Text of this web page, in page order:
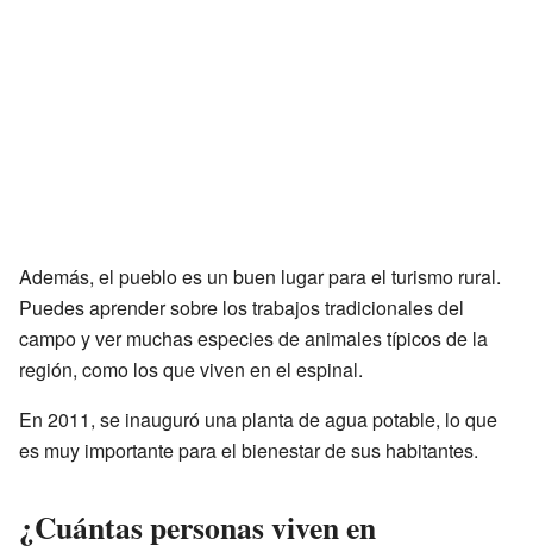
Además, el pueblo es un buen lugar para el turismo rural.
Puedes aprender sobre los trabajos tradicionales del
campo y ver muchas especies de animales típicos de la
región, como los que viven en el espinal.
En 2011, se inauguró una planta de agua potable, lo que
es muy importante para el bienestar de sus habitantes.
¿Cuántas personas viven en